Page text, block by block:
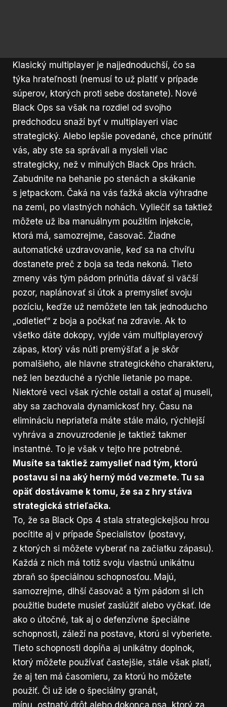
Klasický multiplayer je najjednoduchší, čo sa
týka hrateľnosti (nemusí to už platiť v prípade
súperov, ktorých proti sebe dostanete). Nové
Black Ops sa však na rozdiel od svojho
predchodcu snaží byť v multiplayeri viac
strategický. Alebo lepšie povedané, chce prinútiť
vás, aby ste sa správali a mysleli viac
strategicky, než v minulých Black Ops hrách.
Zabudnite na behanie po stenách a skákanie
s jetpackom. Čaká na vás ťažká akcia výhradne
na zemi, po vlastných nohách. Vyliečiť sa taktiež
môžete už iba manuálnym použitím injekcie,
ktorá má, samozrejme, časovač. Žiadne
automatické uzdravovanie, keď sa na chvíľu
dostanete preč z boja sa teda nekoná. Tieto
zmeny vás tým pádom prinútia dávať si väčší
pozor, naplánovať si útok a premyslieť svoju
pozíciu, keďže už nemôžete len tak jednoducho
„odletieť“ z boja a počkať na zdravie. Ak to
všetko dáte dokopy, vyjde vám multiplayerový
zápas, ktorý vás núti premýšľať a je skôr
pomalšieho, ale hlavne strategického charakteru,
než len bezduché a rýchle lietanie po mape.
Niektoré veci však rýchle ostali a ostať aj museli,
aby sa zachovala dynamickosť hry. Času na
elimináciu nepriateľa máte stále málo, rýchlejší
vyhráva a znovuzrodenie je taktiež takmer
instantné. To je však v tejto hre potrebné.
Musíte sa taktiež zamyslieť nad tým, ktorú
postavu si na aký herný mód vezmete. Tu sa
opäť dostávame k tomu, že sa z hry stáva
strategická strieľačka.
To, že sa Black Ops 4 stala strategickejšou hrou
pocítite aj v prípade Špecialistov (postavy,
z ktorých si môžete vyberať na začiatku zápasu).
Každá z nich má totiž svoju vlastnú unikátnu
zbraň so špeciálnou schopnosťou. Majú,
samozrejme, dlhší časovač a tým pádom si ich
použitie budete musieť zaslúžiť alebo vyčkať. Ide
ako o útočné, tak aj o defenzívne špeciálne
schopnosti, záleží na postave, ktorú si vyberiete.
Tieto schopnosti dopĺňa aj unikátny doplnok,
ktorý môžete používať častejšie, stále však platí,
že aj ten má časomieru, za ktorú ho môžete
použiť. Či už ide o špeciálny granát,
mínu, ostnatý drôt alebo dokonca psa, ktorý za